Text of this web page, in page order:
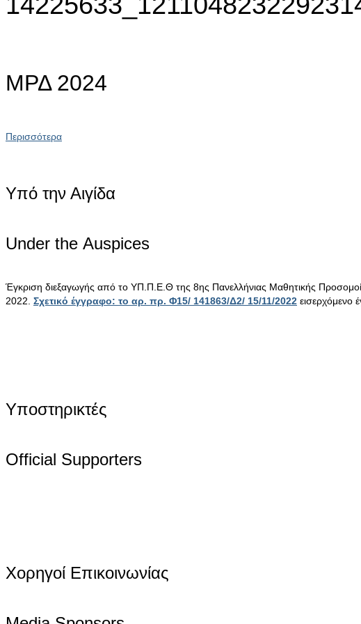
ΜΡΔ 2024
Περισσότερα
Υπό την Αιγίδα
Under the Αuspices
Έγκριση διεξαγωγής από το ΥΠ.Π.Ε.Θ της 8ης Πανελλήνιας Μαθητικής
2022. Σχετικό έγγραφο: το αρ. πρ. Φ15/ 141863/Δ2/ 15/11/2022 εισερχόμενο
Υποστηρικτές
Official Supporters
Χορηγοί Επικοινωνίας